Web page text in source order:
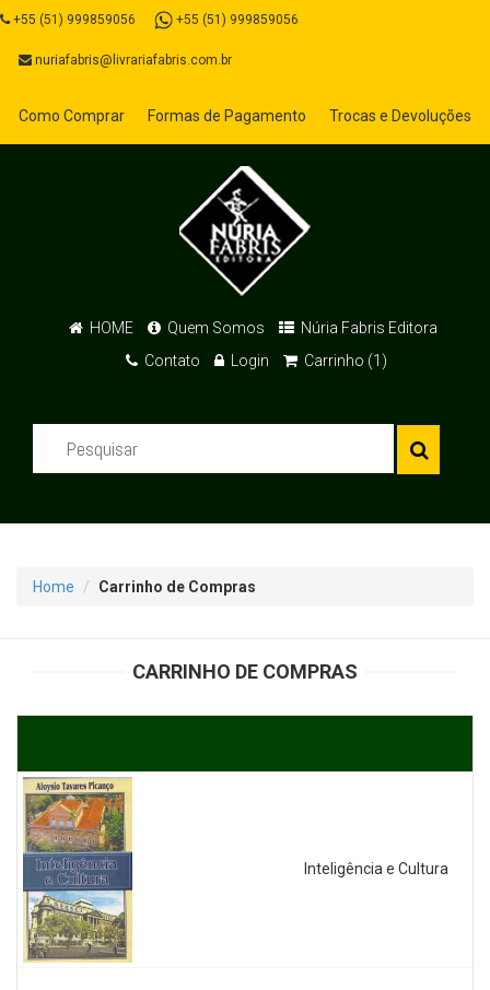
+55 (51) 999859056 +55 (51) 999859056
nuriafabris@livrariafabris.com.br
Como Comprar Formas de Pagamento Trocas e Devoluções
HOME Quem Somos
Núria Fabris Editora
Contato
Login Carrinho (1)
Home Carrinho de Compras
CARRINHO DE COMPRAS
Inteligência e Cultura